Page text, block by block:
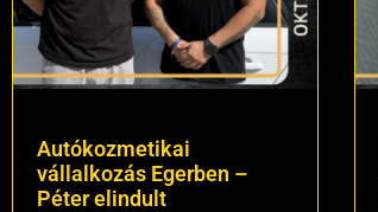
Autókozmetikai
vállalkozás Egerben –
Péter elindult